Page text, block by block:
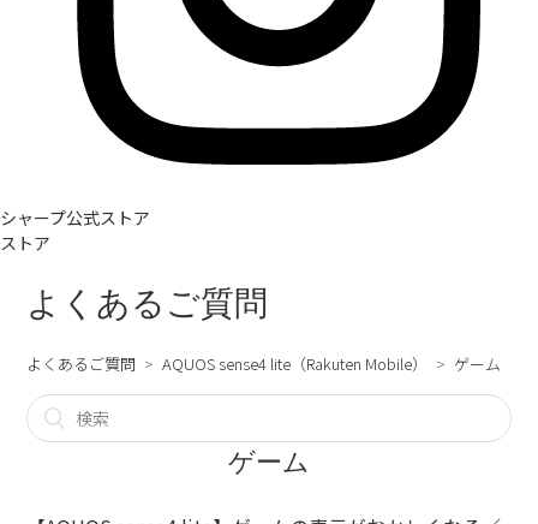
シャープ公式ストア
ストア
よくあるご質問
よくあるご質問 AQUOS sense4 lite（Rakuten Mobile） ゲーム
ゲーム